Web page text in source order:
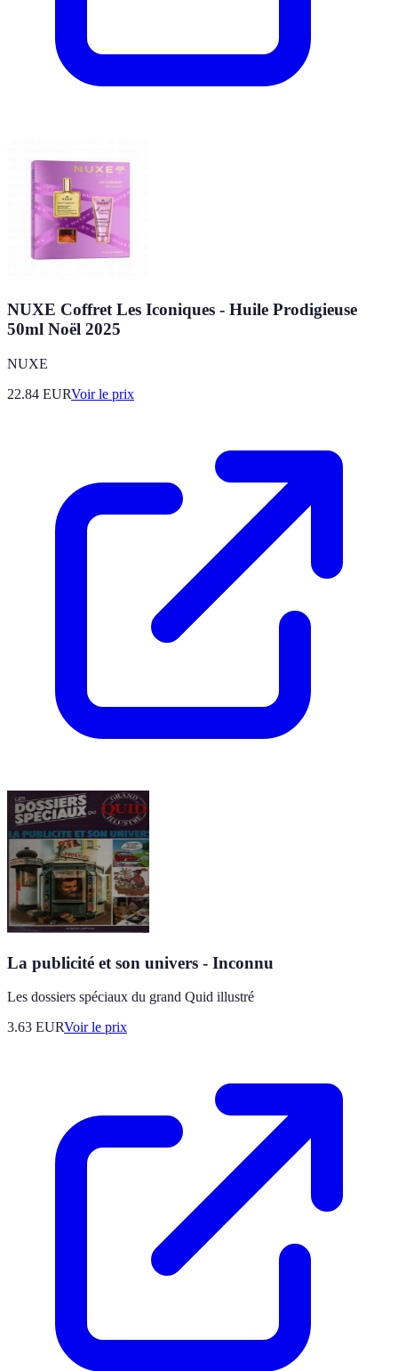
NUXE Coffret Les Iconiques - Huile Prodigieuse
50ml Noël 2025
NUXE
22.84 EURVoir le prix
La publicité et son univers - Inconnu
Les dossiers spéciaux du grand Quid illustré
3.63 EURVoir le prix